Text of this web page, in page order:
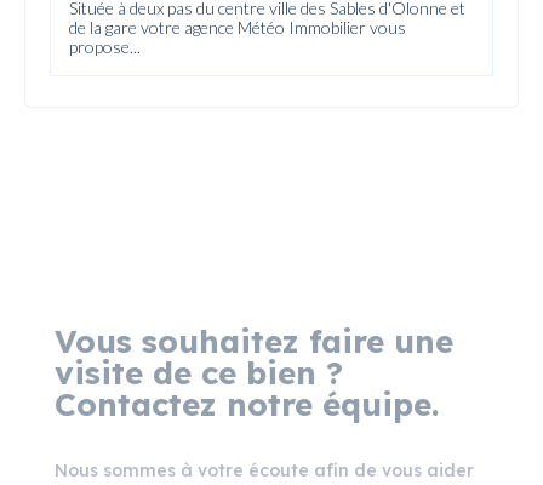
Située à deux pas du centre ville des Sables d'Olonne et
de la gare votre agence Météo Immobilier vous
propose...
Vous souhaitez faire une
visite de ce bien ?
Contactez notre équipe.
Nous sommes à votre écoute afin de vous aider